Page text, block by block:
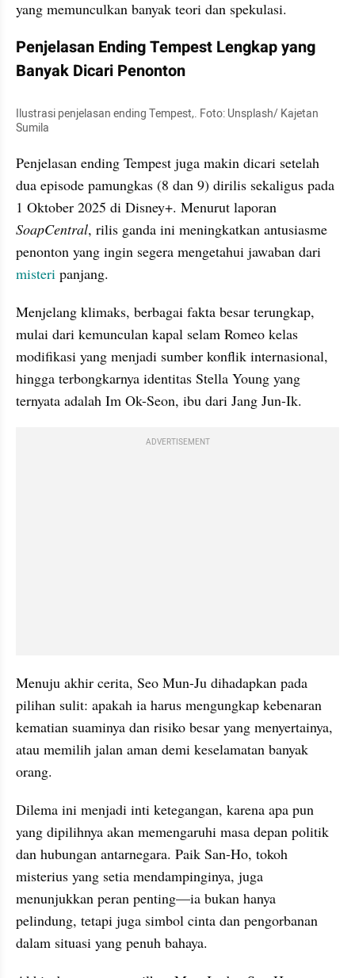
yang memunculkan banyak teori dan spekulasi.
Penjelasan Ending Tempest Lengkap yang
Banyak Dicari Penonton
Ilustrasi penjelasan ending Tempest,. Foto: Unsplash/ Kajetan
Sumila
Penjelasan ending Tempest juga makin dicari setelah
dua episode pamungkas (8 dan 9) dirilis sekaligus pada
SoapCentral, rilis ganda ini meningkatkan antusiasme
misteri panjang.
Menjelang klimaks, berbagai fakta besar terungkap,
mulai dari kemunculan kapal selam Romeo kelas
modifikasi yang menjadi sumber konflik internasional,
hingga terbongkarnya identitas Stella Young yang
ternyata adalah Im Ok-Seon, ibu dari Jang Jun-Ik.
ADVERTISEMENT
Menuju akhir cerita, Seo Mun-Ju dihadapkan pada
pilihan sulit: apakah ia harus mengungkap kebenaran
kematian suaminya dan risiko besar yang menyertainya,
atau memilih jalan aman demi keselamatan banyak
orang.
Dilema ini menjadi inti ketegangan, karena apa pun
yang dipilihnya akan memengaruhi masa depan politik
dan hubungan antarnegara. Paik San-Ho, tokoh
misterius yang setia mendampinginya, juga
menunjukkan peran penting—ia bukan hanya
pelindung, tetapi juga simbol cinta dan pengorbanan
dalam situasi yang penuh bahaya.